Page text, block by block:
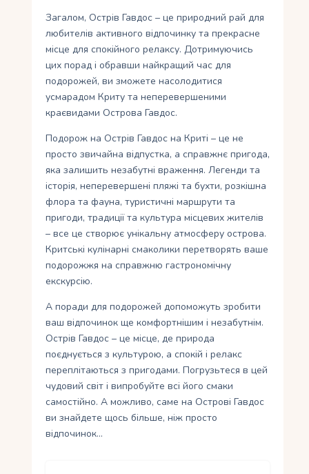
Загалом, Острів Гавдос – це природний рай для
любителів активного відпочинку та прекрасне
місце для спокійного релаксу. Дотримуючись
цих порад і обравши найкращий час для
подорожей, ви зможете насолодитися
усмарадом Криту та неперевершеними
краєвидами Острова Гавдос.
Подорож на Острів Гавдос на Криті – це не
просто звичайна відпустка, а справжнє пригода,
яка залишить незабутні враження. Легенди та
історія, неперевершені пляжі та бухти, розкішна
флора та фауна, туристичні маршрути та
пригоди, традиції та культура місцевих жителів
– все це створює унікальну атмосферу острова.
Критські кулінарні смаколики перетворять ваше
подорожжя на справжню гастрономічну
екскурсію.
А поради для подорожей допоможуть зробити
ваш відпочинок ще комфортнішим і незабутнім.
Острів Гавдос – це місце, де природа
поєднується з культурою, а спокій і релакс
переплітаються з пригодами. Погрузьтеся в цей
чудовий світ і випробуйте всі його смаки
самостійно. А можливо, саме на Острові Гавдос
ви знайдете щось більше, ніж просто
відпочинок…